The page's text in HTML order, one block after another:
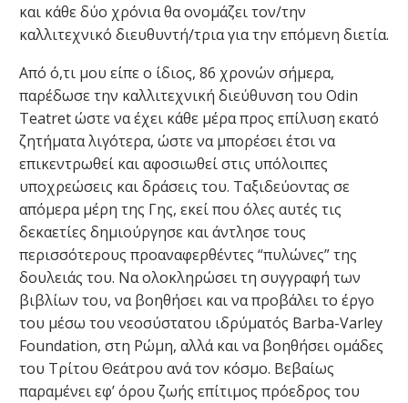
και κάθε δύο χρόνια θα ονομάζει τον/την
καλλιτεχνικό διευθυντή/τρια για την επόμενη διετία.
Από ό,τι μου είπε ο ίδιος, 86 χρονών σήμερα,
παρέδωσε την καλλιτεχνική διεύθυνση του Odin
Teatret ώστε να έχει κάθε μέρα προς επίλυση εκατό
ζητήματα λιγότερα, ώστε να μπορέσει έτσι να
επικεντρωθεί και αφοσιωθεί στις υπόλοιπες
υποχρεώσεις και δράσεις του. Ταξιδεύοντας σε
απόμερα μέρη της Γης, εκεί που όλες αυτές τις
δεκαετίες δημιούργησε και άντλησε τους
περισσότερους προαναφερθέντες “πυλώνες” της
δουλειάς του. Να ολοκληρώσει τη συγγραφή των
βιβλίων του, να βοηθήσει και να προβάλει το έργο
του μέσω του νεοσύστατου ιδρύματός Barba-Varley
Foundation, στη Ρώμη, αλλά και να βοηθήσει ομάδες
του Τρίτου Θεάτρου ανά τον κόσμο. Βεβαίως
παραμένει εφ’ όρου ζωής επίτιμος πρόεδρος του